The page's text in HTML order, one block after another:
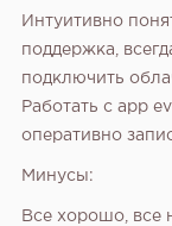
Интуитивно
поддержка,
подключить
Работать с app
оперативно
Минусы:
Все хорошо, все